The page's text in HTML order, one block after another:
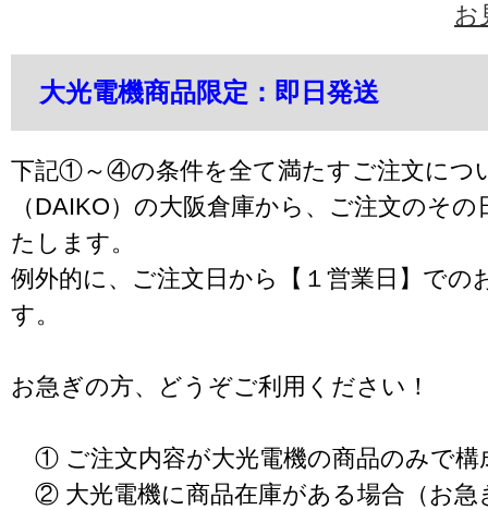
お
大光電機商品限定：即日発送
下記①～④の条件を全て満たすご注文につ
（DAIKO）の大阪倉庫から、ご注文のそ
たします。
例外的に、ご注文日から【１営業日】での
す。
お急ぎの方、どうぞご利用ください！
① ご注文内容が大光電機の商品のみで構
② 大光電機に商品在庫がある場合（お急